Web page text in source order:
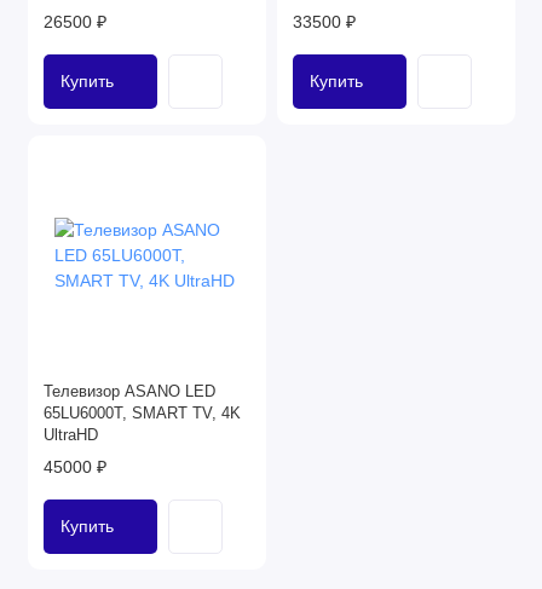
26500 ₽
Купить
33500 ₽
Купить
Телевизор ASANO LED
65LU6000T, SMART TV, 4K
UltraHD
45000 ₽
Купить